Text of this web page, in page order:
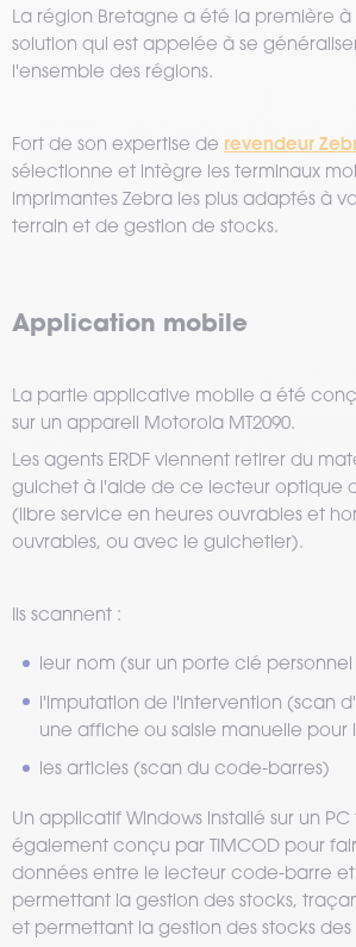
La région Bretagne a été la première
solution qui est appelée à se
l'ensemble des régions.
Fort de son expertise de revendeur
sélectionne et intègre les terminaux
imprimantes Zebra les plus adaptés à
terrain et de gestion de stocks.
Application mobile
La partie applicative mobile a été
sur un appareil Motorola MT2090.
Les agents ERDF viennent retirer du
guichet à l'aide de ce lecteur optique
(libre service en heures ouvrables et
ouvrables, ou avec le guichetier).
Ils scannent :
leur nom (sur un porte clé
l'imputation de l'intervention (scan
une affiche ou saisie manuelle pour
les articles (scan du code-barres)
Un applicatif Windows installé sur un
également conçu par TIMCOD pour
données entre le lecteur code-barre
permettant la gestion des stocks,
et permettant la gestion des stocks des